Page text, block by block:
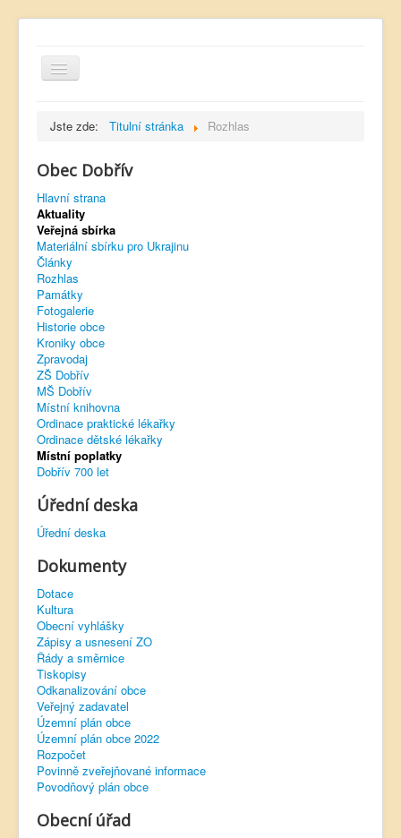
Kontakt
Úřední deska
Dobřívský zpravodaj
Rozhlas
Sokol Dobřív
Ubytování
Obec Pavlovsko
Virtuální prohlídka
Jste zde: Titulní stránka Rozhlas
Obec Dobřív
Hlavní strana
Aktuality
Veřejná sbírka
Materiální sbírku pro Ukrajinu
Články
Rozhlas
Památky
Fotogalerie
Historie obce
Kroniky obce
Zpravodaj
ZŠ Dobřív
MŠ Dobřív
Místní knihovna
Ordinace praktické lékařky
Ordinace dětské lékařky
Místní poplatky
Dobřív 700 let
Úřední deska
Úřední deska
Dokumenty
Dotace
Kultura
Obecní vyhlášky
Zápisy a usnesení ZO
Řády a směrnice
Tiskopisy
Odkanalizování obce
Veřejný zadavatel
Územní plán obce
Územní plán obce 2022
Rozpočet
Povinně zveřejňované informace
Povodňový plán obce
Obecní úřad